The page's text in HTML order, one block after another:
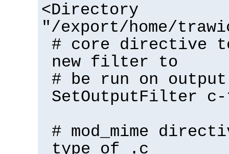
<Directory
"/export/home/
# core directive
new filter to
# be run on output
SetOutputFilter
# mod_mime
type of .c